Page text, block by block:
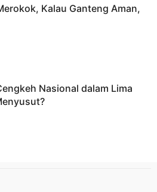
Kalau Ganteng Aman,
Nasional dalam Lima